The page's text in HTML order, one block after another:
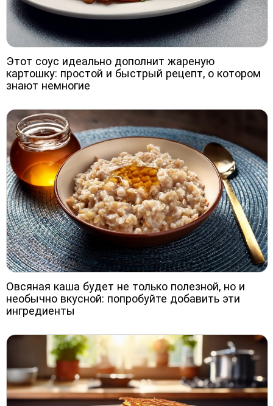
Этот соус идеально дополнит жареную
картошку: простой и быстрый рецепт, о котором
знают немногие
Овсяная каша будет не только полезной, но и
необычно вкусной: попробуйте добавить эти
ингредиенты